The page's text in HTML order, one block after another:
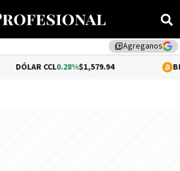
library_addAgreganos
0.28%$1,579.94